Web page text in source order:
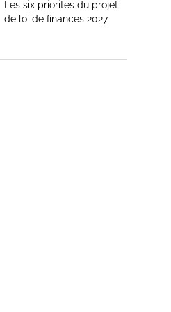
Les six priorités du projet
de loi de finances 2027